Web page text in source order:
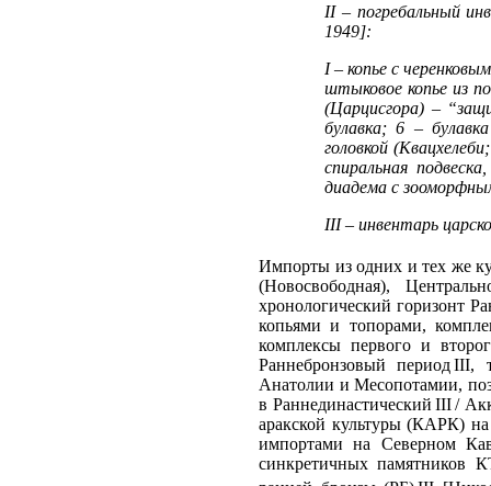
II – погребальный
1949]:
I – копье с
штыковое копье из
(Царцисгора) –
булавка; 6 –
головкой
спиральная
диадема с
III – инвентарь
Импорты из одних и тех же
(Новосвободная),
хронологический горизонт
копьями и топорами,
комплексы первого и
Раннебронзовый период III,
Анатолии и Месопотамии,
в Раннединастический III /
аракской культуры (КАРК)
импортами на Северном
синкретичных памятников